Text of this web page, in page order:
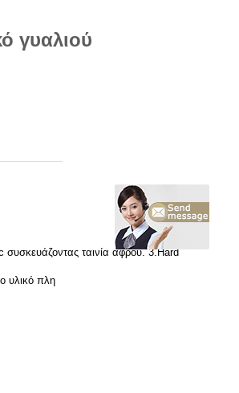
γυαλιού
ταινία αφρού. 3.Hard
υλικό πλη